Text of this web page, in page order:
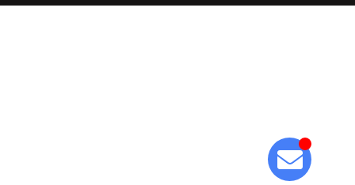
Cafelectrico.com © Todos los derechos reservados 2026